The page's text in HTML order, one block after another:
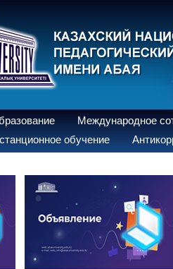
Международное
обучение